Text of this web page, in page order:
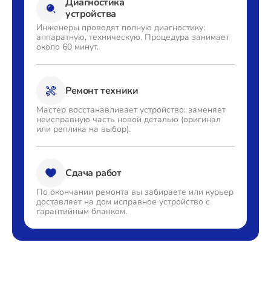
Чистка разбрызгивателя
устройства
Инженеры проводят полную диагностику:
аппаратную, техническую. Процедура занимает
около 60 минут.
Ремонт техники
Мастер восстанавливает устройство: заменяет
неисправную часть новой деталью (оригинал
или реплика на выбор).
Сдача работ
По окончании ремонта вы забираете или курьер
доставляет на дом исправное устройство с
гарантийным бланком.